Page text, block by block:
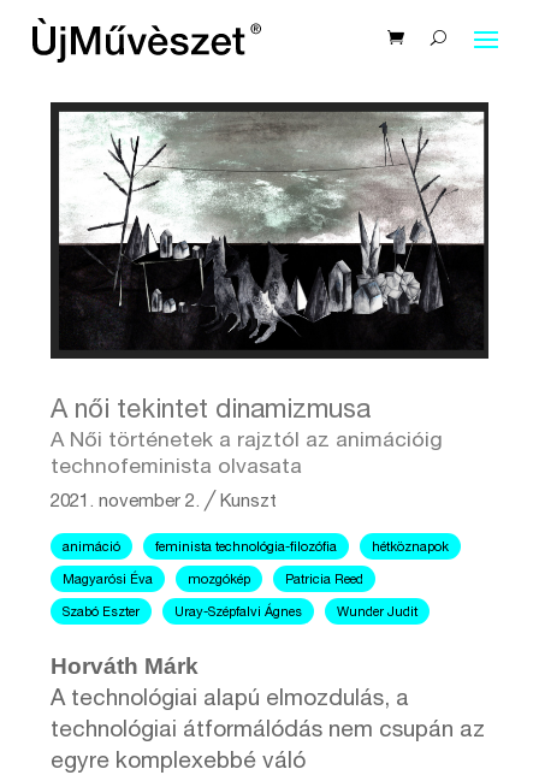
A női tekintet dinamizmusa
A Női történetek a rajztól az animációig
technofeminista olvasata
2021. november 2. ╱Kunszt
animáció feminista technológia-filozófia hétköznapok
Magyarósi Éva mozgókép Patricia Reed
Szabó Eszter Uray-Szépfalvi Ágnes Wunder Judit
Horváth Márk
A technológiai alapú elmozdulás, a
technológiai átformálódás nem csupán az
egyre komplexebbé váló